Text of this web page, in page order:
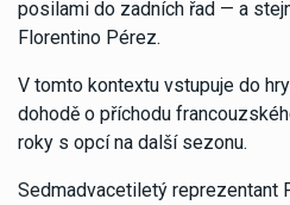
posilami do zadních řad — a
Florentino Pérez.
V tomto kontextu vstupuje do
dohodě o příchodu
roky s opcí na další sezonu.
Sedmadvacetiletý reprezentant